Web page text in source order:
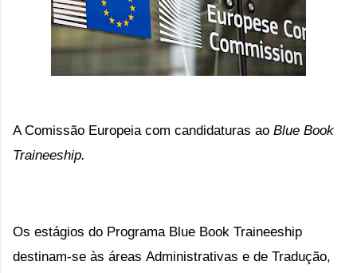
A Comissão Europeia com candidaturas ao Blue Book
Traineeship.
Os estágios do Programa Blue Book Traineeship
destinam-se às áreas Administrativas e de Tradução,